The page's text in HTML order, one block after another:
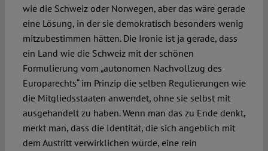
wie die Schweiz oder Norwegen, aber das wäre gerade
eine Lösung, in der sie demokratisch besonders wenig
mitzubestimmen hätten. Die Ironie ist ja gerade, dass
ein Land wie die Schweiz mit der schönen
Formulierung vom „autonomen Nachvollzug des
Europarechts“ im Prinzip die selben Regulierungen wie
die Mitgliedsstaaten anwendet, ohne sie selbst mit
ausgehandelt zu haben. Wenn man das zu Ende denkt,
merkt man, dass die Identität, die sich angeblich mit
dem Austritt verwirklichen würde, eine rein